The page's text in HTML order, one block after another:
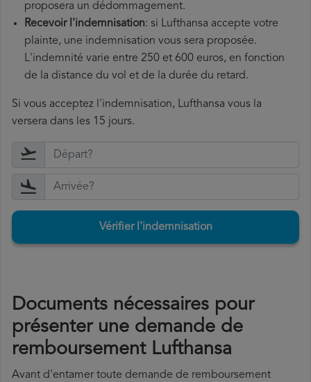
proposera un dédommagement.
Recevoir l'indemnisation: si Lufthansa accepte votre
plainte, une indemnisation vous sera proposée.
L'indemnité varie entre 250 et 600 euros, en fonction
de la distance du vol et de la durée du retard.
Si vous acceptez l'indemnisation, Lufthansa vous la
versera dans les 15 jours.
Vérifier l'indemnisation
Documents nécessaires pour
présenter une demande de
remboursement Lufthansa
Avant d'entamer toute demande de remboursement